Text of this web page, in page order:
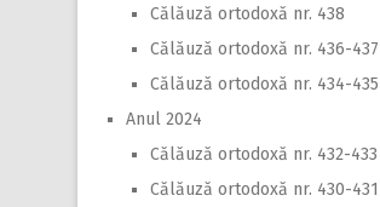
Călăuză ortodoxă nr. 438
Călăuză ortodoxă nr. 436-437
Călăuză ortodoxă nr. 434-435
Anul 2024
Călăuză ortodoxă nr. 432-433
Călăuză ortodoxă nr. 430-431